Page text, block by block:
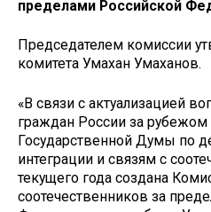
пределами Российской
Председателем комиссии
комитета Умахан Умаханов.
«В связи с актуализацией
граждан России за
Государственной Думы по
интеграции и связям с
текущего года создана
соотечественников за